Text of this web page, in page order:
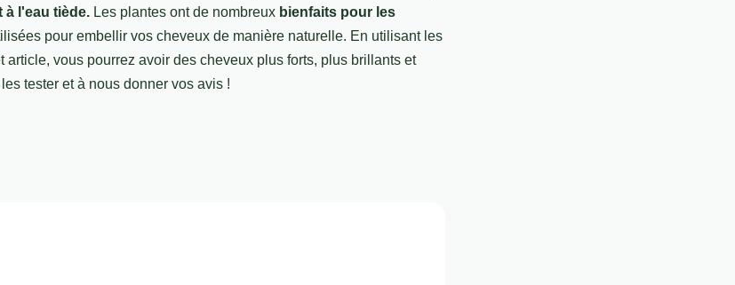
à l'eau tiède. Les plantes ont de nombreux bienfaits pour les
pour embellir vos cheveux de manière naturelle. En utilisant les
article, vous pourrez avoir des cheveux plus forts, plus brillants et
tester et à nous donner vos avis !